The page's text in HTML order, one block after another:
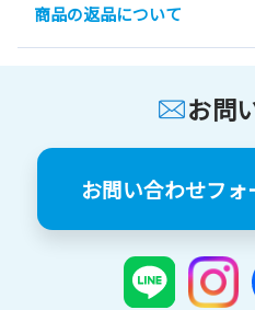
商品の返品について
お問
お問い合わせフォ